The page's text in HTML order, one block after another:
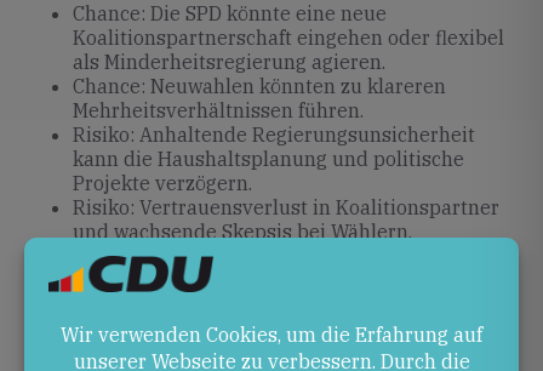
Chance: Die SPD könnte eine neue
Koalitionspartnerschaft eingehen oder flexibel
als Minderheitsregierung agieren.
Chance: Neuwahlen könnten zu klareren
Mehrheitsverhältnissen führen.
Risiko: Anhaltende Regierungsunsicherheit
kann die Haushaltsplanung und politische
Projekte verzögern.
Risiko: Vertrauensverlust in Koalitionspartner
und wachsende Skepsis bei Wählern.
Ausblick
Unklar ist, ob die SPD kurzfristig eine alternative